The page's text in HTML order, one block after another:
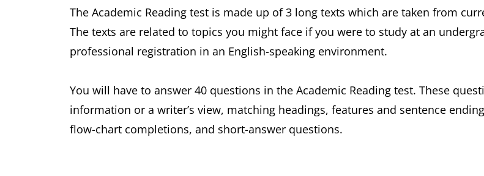
The Academic Reading test is made up of 3 long texts which are taken from
The texts are related to topics you might face if you were to study at an
professional registration in an English-speaking environment.
You will have to answer 40 questions in the Academic Reading test. These
information or a writer’s view, matching headings, features and sentence
flow-chart completions, and short-answer questions.